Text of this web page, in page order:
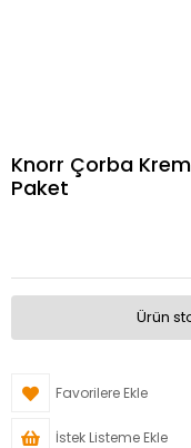
Knorr Çorba
Paket
Ürün
Favorilere Ekle
İstek Listeme Ekle